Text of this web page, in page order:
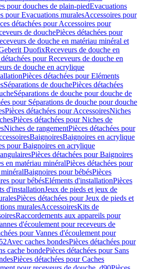
pour douches de plain-piedEvacuations
pour Evacuations muralesAccessoires pour
détachées pour Accessoires pour
de douchePièces détachées pour
de douche en matériau minéral et
DuofixReceveurs de douche en
pour Receveurs de douche en
de douche en acrylique
Pièces détachées pour Eléments
Séparations de douchePièces détachées
Séparations de douche pour douche de
pour Séparations de douche pour douche
Pièces détachées pour AccessoiresNiches
Pièces détachées pour Niches de
Niches de rangementPièces détachées pour
BaignoiresBaignoires en acrylique
pour Baignoires en acrylique
Pièces détachées pour Baignoires
en matériau minéralPièces détachées pour
Baignoires pour bébésPièces
pour bébésEléments d'installationPièces
d'installationJeux de pieds et jeux de
Pièces détachées pour Jeux de pieds et
muralesAccessoiresKits de
Raccordements aux appareils pour
d'écoulement pour receveurs de
pour Vannes d'écoulement pour
Avec caches bondesPièces détachées pour
cache bondePièces détachées pour Sans
Pièces détachées pour Caches